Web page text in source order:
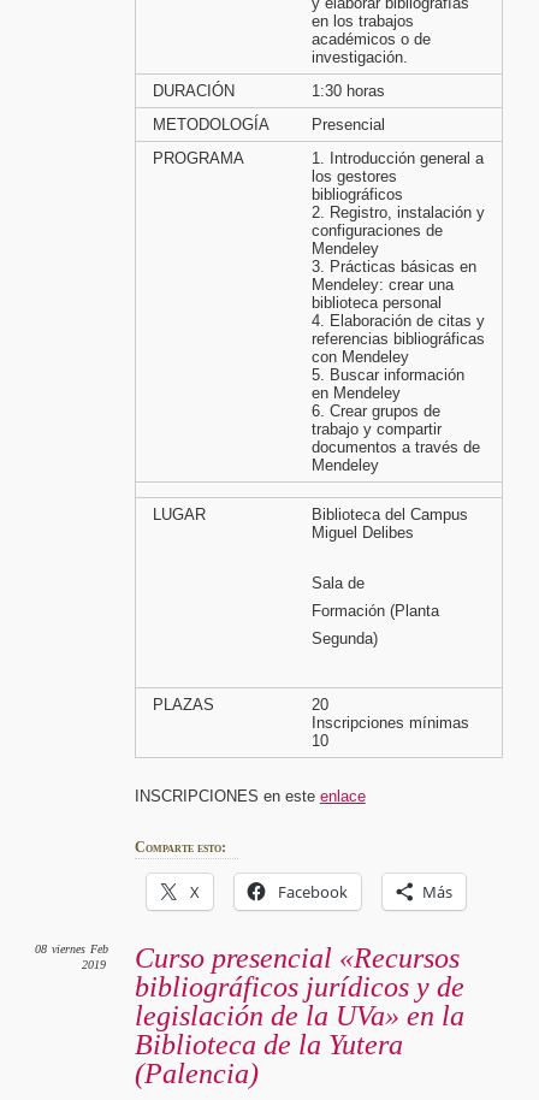
en los trabajos
académicos o de
investigación.
DURACIÓN
1:30 horas
METODOLOGÍA
Presencial
PROGRAMA
1. Introducción general a
los gestores
bibliográficos
2. Registro, instalación y
configuraciones de
Mendeley
3. Prácticas básicas en
Mendeley: crear una
biblioteca personal
4. Elaboración de citas y
referencias bibliográficas
con Mendeley
5. Buscar información
en Mendeley
6. Crear grupos de
trabajo y compartir
documentos a través de
Mendeley
LUGAR
Biblioteca del Campus
Miguel Delibes
Sala de
Formación (Planta
Segunda)
PLAZAS
20
Inscripciones mínimas
10
INSCRIPCIONES en este enlace
Comparte esto:
X Facebook Más
Curso presencial «Recursos
bibliográficos jurídicos y de
legislación de la UVa» en la
Biblioteca de la Yutera
(Palencia)
08 viernes Feb
2019